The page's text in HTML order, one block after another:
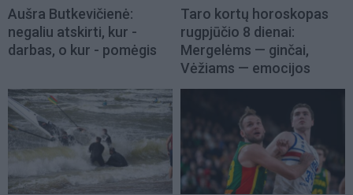
Aušra Butkevičienė:
negaliu atskirti, kur -
darbas, o kur - pomėgis
Taro kortų horoskopas
rugpjūčio 8 dienai:
Mergelėms — ginčai,
Vėžiams — emocijos